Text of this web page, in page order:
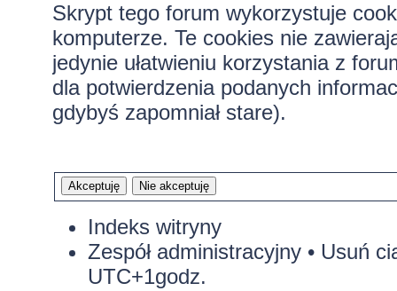
Skrypt tego forum wykorzystuje
komputerze. Te cookies nie
jedynie ułatwieniu korzystania z
dla potwierdzenia podanych
gdybyś zapomniał stare).
Indeks witryny
Zespół administracyjny• Usuń
UTC+1godz.